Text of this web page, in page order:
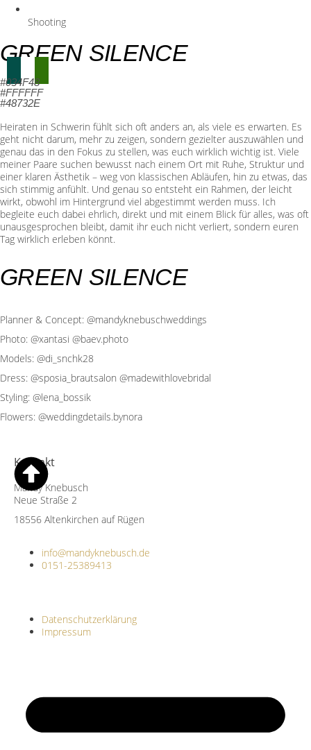
Shooting
GREEN SILENCE
#034F48
#FFFFFF
#48732E
Heiraten in Schwerin fühlt sich oft anders an, als viele es erwarten. Es
geht nicht darum, mehr zu zeigen, sondern gezielter auszuwählen und
genau das in den Fokus zu stellen, was euch wirklich wichtig ist. Viele
meiner Paare suchen bewusst nach einem Ort mit Ruhe, Struktur und
einer klaren Ästhetik – weg von klassischen Abläufen, hin zu etwas, das
sich stimmig anfühlt. Und genau so entsteht ein Rahmen, der leicht
wirkt, obwohl im Hintergrund viel abgestimmt werden muss. Ich
begleite euch dabei ehrlich, direkt und mit einem Blick für alles, was oft
unausgesprochen bleibt, damit ihr euch nicht verliert, sondern euren
Tag wirklich erleben könnt.
GREEN SILENCE
Planner & Concept: @mandyknebuschweddings
Photo: @xantasi @baev.photo
Models: @di_snchk28
Dress: @sposia_brautsalon @madewithlovebridal
Styling: @lena_bossik
Flowers: @weddingdetails.bynora
Datenschutzerklärung
Impressum
Kontakt
Mandy Knebusch
Neue Straße 2
18556 Altenkirchen auf Rügen
info@mandyknebusch.de
0151-25389413